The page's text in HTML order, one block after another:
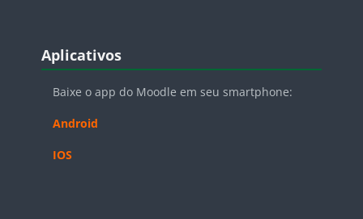
Blocos
Aplicativos
Baixe o app do Moodle em seu smartphone:
Android
IOS